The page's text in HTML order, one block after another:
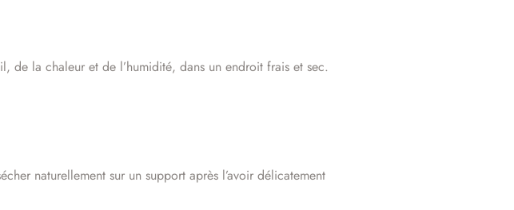
de la chaleur et de l’humidité, dans un endroit frais et sec.
naturellement sur un support après l’avoir délicatement